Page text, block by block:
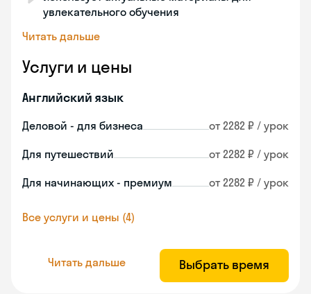
увлекательного обучения
Читать дальше
Услуги и цены
Английский язык
Деловой - для бизнеса от 2282 ₽ / урок
Для путешествий от 2282 ₽ / урок
Для начинающих - премиум от 2282 ₽ / урок
Все услуги и цены (4)
Читать дальше Выбрать время